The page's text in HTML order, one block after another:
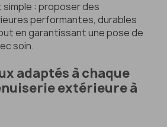
: proposer des
performantes, durables
en garantissant une pose de
soin.
adaptés à chaque
extérieure à